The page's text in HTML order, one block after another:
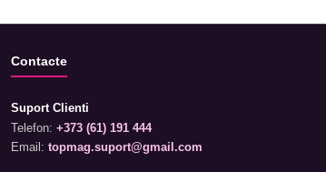
Contacte
Suport Clienti
Telefon: +373 (61) 191 444
Email: topmag.suport@gmail.com